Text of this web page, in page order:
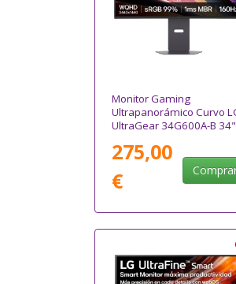
Monitor Gaming
Ultrapanorámico Curvo
UltraGear 34G600A-B
160Hz/ VA/ Regulable en
Altura/ Negro
275,00
€